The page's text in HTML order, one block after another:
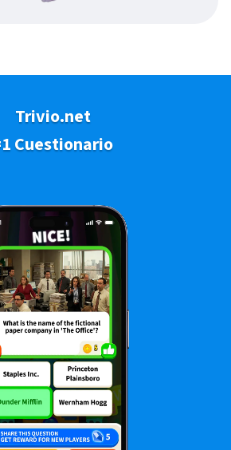
Trivio.net
Cuestionario